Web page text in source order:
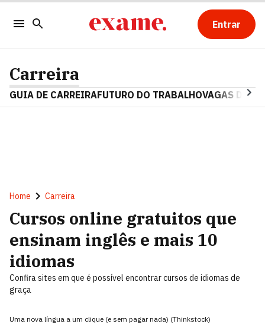
Entrar
Carreira
GUIA DE CARREIRAFUTURO DO TRABALHOVAGAS DE
Home Carreira
Cursos online gratuitos que
ensinam inglês e mais 10
idiomas
Confira sites em que é possível encontrar cursos de idiomas de
graça
Uma nova língua a um clique (e sem pagar nada) (Thinkstock)